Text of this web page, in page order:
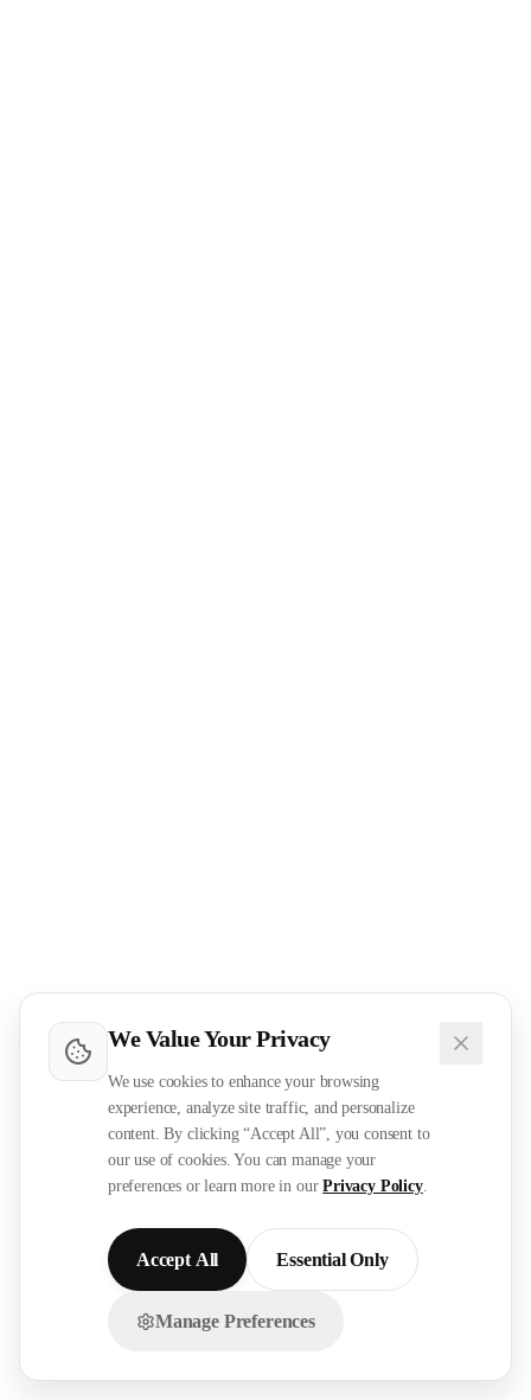
We Value Your Privacy
We use cookies to enhance your browsing
experience, analyze site traffic, and personalize
content. By clicking “Accept All”, you consent to
our use of cookies. You can manage your
preferences or learn more in our Privacy Policy.
Accept All Essential Only
Manage Preferences